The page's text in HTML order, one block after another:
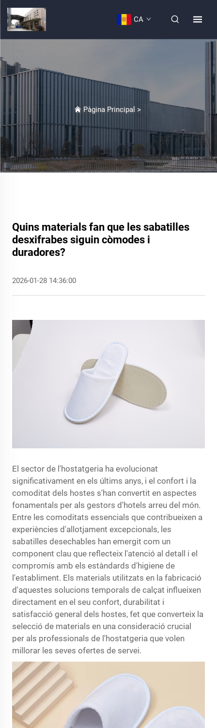
CA
Pàgina Principal >
Quins materials fan que les sabatilles
desxifrabes siguin còmodes i
duradores?
2026-01-28 14:36:00
El sector de l'hostatgeria ha evolucionat
significativament en els últims anys, i el confort i la
comoditat dels hostes s'han convertit en aspectes
fonamentals per als gestors d'hotels arreu del món.
Entre les comoditats essencials que contribueixen a
experiències d'allotjament excepcionals, les
sabatilles desechables han emergit com un
component clau que reflecteix l'atenció al detall i el
compromís amb els estàndards d'higiene de
l'establiment. Els materials utilitzats en la fabricació
d'aquestes solucions temporals de calçat influeixen
directament en el seu confort, durabilitat i
satisfacció general dels hostes, fet que converteix la
selecció de materials en una consideració crucial
per als professionals de l'hostatgeria que volen
millorar les seves ofertes de servei.